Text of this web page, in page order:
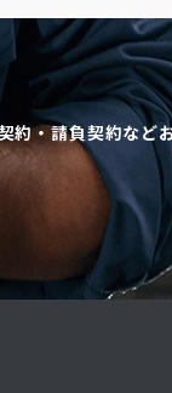
・請負契約な